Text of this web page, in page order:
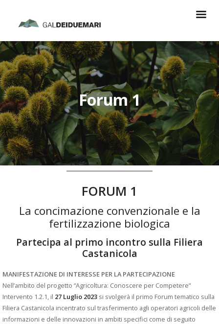
Forum 1
FORUM 1
La concimazione convenzionale e la
fertilizzazione biologica
Partecipa al primo incontro sulla Filiera
Castanicola
MANIFESTAZIONE DI INTERESSE PER LA PARTECIPAZIONE
Nell’ambito del progetto “Agricoltura: Conoscere per Competere”
Intervento 1.2.1, il 27 Luglio 2023 si svolgerà il primo Forum tematico sulla
Filiera Castanicola incentrato sul trasferimento agli operatori agricoli delle
informazioni e delle innovazioni in ambiti specifici come di seguito